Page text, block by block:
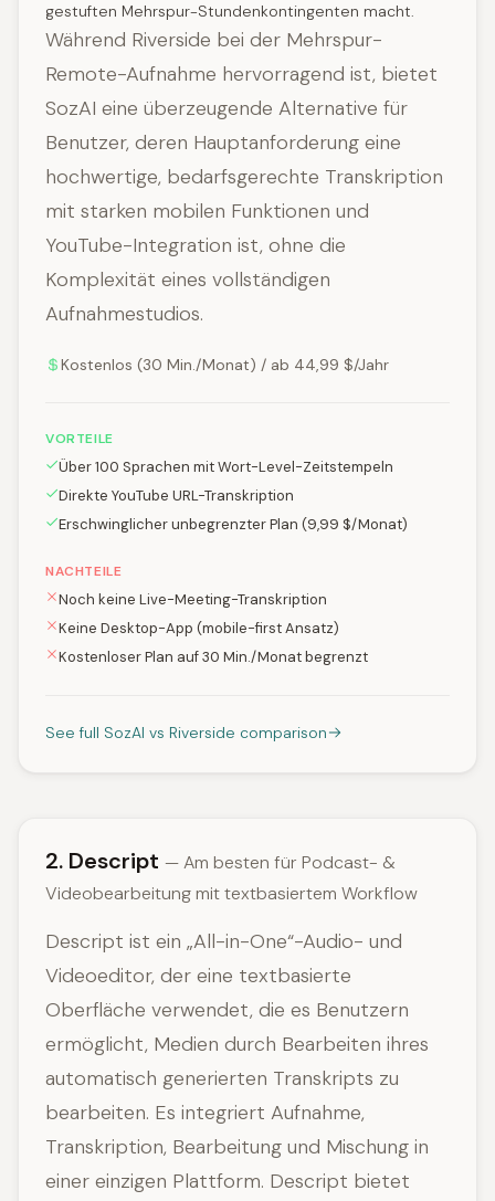
gestuften Mehrspur-Stundenkontingenten macht.
Während Riverside bei der Mehrspur-
Remote-Aufnahme hervorragend ist, bietet
SozAI eine überzeugende Alternative für
Benutzer, deren Hauptanforderung eine
hochwertige, bedarfsgerechte Transkription
mit starken mobilen Funktionen und
YouTube-Integration ist, ohne die
Komplexität eines vollständigen
Aufnahmestudios.
Kostenlos (30 Min./Monat) / ab 44,99 $/Jahr
VORTEILE
Über 100 Sprachen mit Wort-Level-Zeitstempeln
Direkte YouTube URL-Transkription
Erschwinglicher unbegrenzter Plan (9,99 $/Monat)
NACHTEILE
Noch keine Live-Meeting-Transkription
Keine Desktop-App (mobile-first Ansatz)
Kostenloser Plan auf 30 Min./Monat begrenzt
See full SozAI vs Riverside comparison
2. Descript — Am besten für Podcast- &
Videobearbeitung mit textbasiertem Workflow
Descript ist ein „All-in-One“-Audio- und
Videoeditor, der eine textbasierte
Oberfläche verwendet, die es Benutzern
ermöglicht, Medien durch Bearbeiten ihres
automatisch generierten Transkripts zu
bearbeiten. Es integriert Aufnahme,
Transkription, Bearbeitung und Mischung in
einer einzigen Plattform. Descript bietet